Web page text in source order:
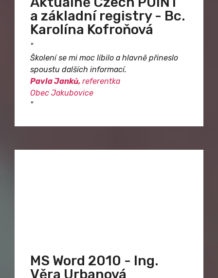
a základní registry - Bc.
Karolína Kofroňová
"
Školení se mi moc líbilo a hlavně přineslo
spoustu dalších informací.
Pavla Janků, referentka
Obec Jakubovice
"
MS Word 2010 - Ing.
Věra Urbanová